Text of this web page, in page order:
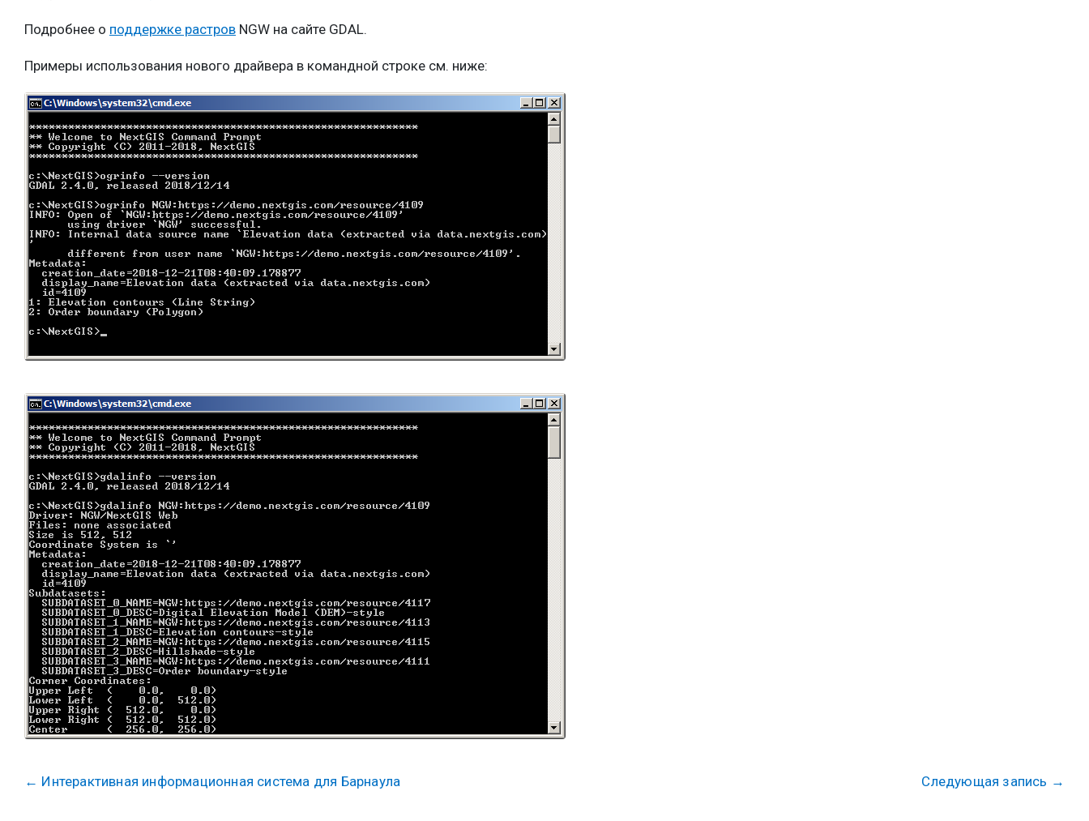
Подробнее о поддержке растров NGW на сайте GDAL.
Примеры использования нового драйвера в командной строке см. ниже:
← Интерактивная информационная система для Барнаула Следующая запись →